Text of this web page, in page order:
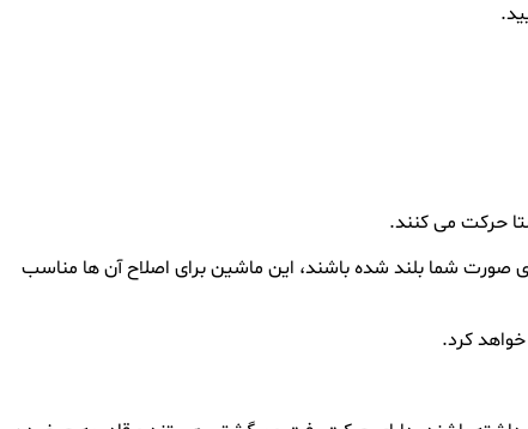
حرکت می کنند.
صورت شما بلند شده باشند، این ماشین برای اصلاح آن ها مناسب